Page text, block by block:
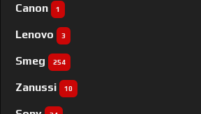
Canon 1
Lenovo 3
Smeg 254
Zanussi 10